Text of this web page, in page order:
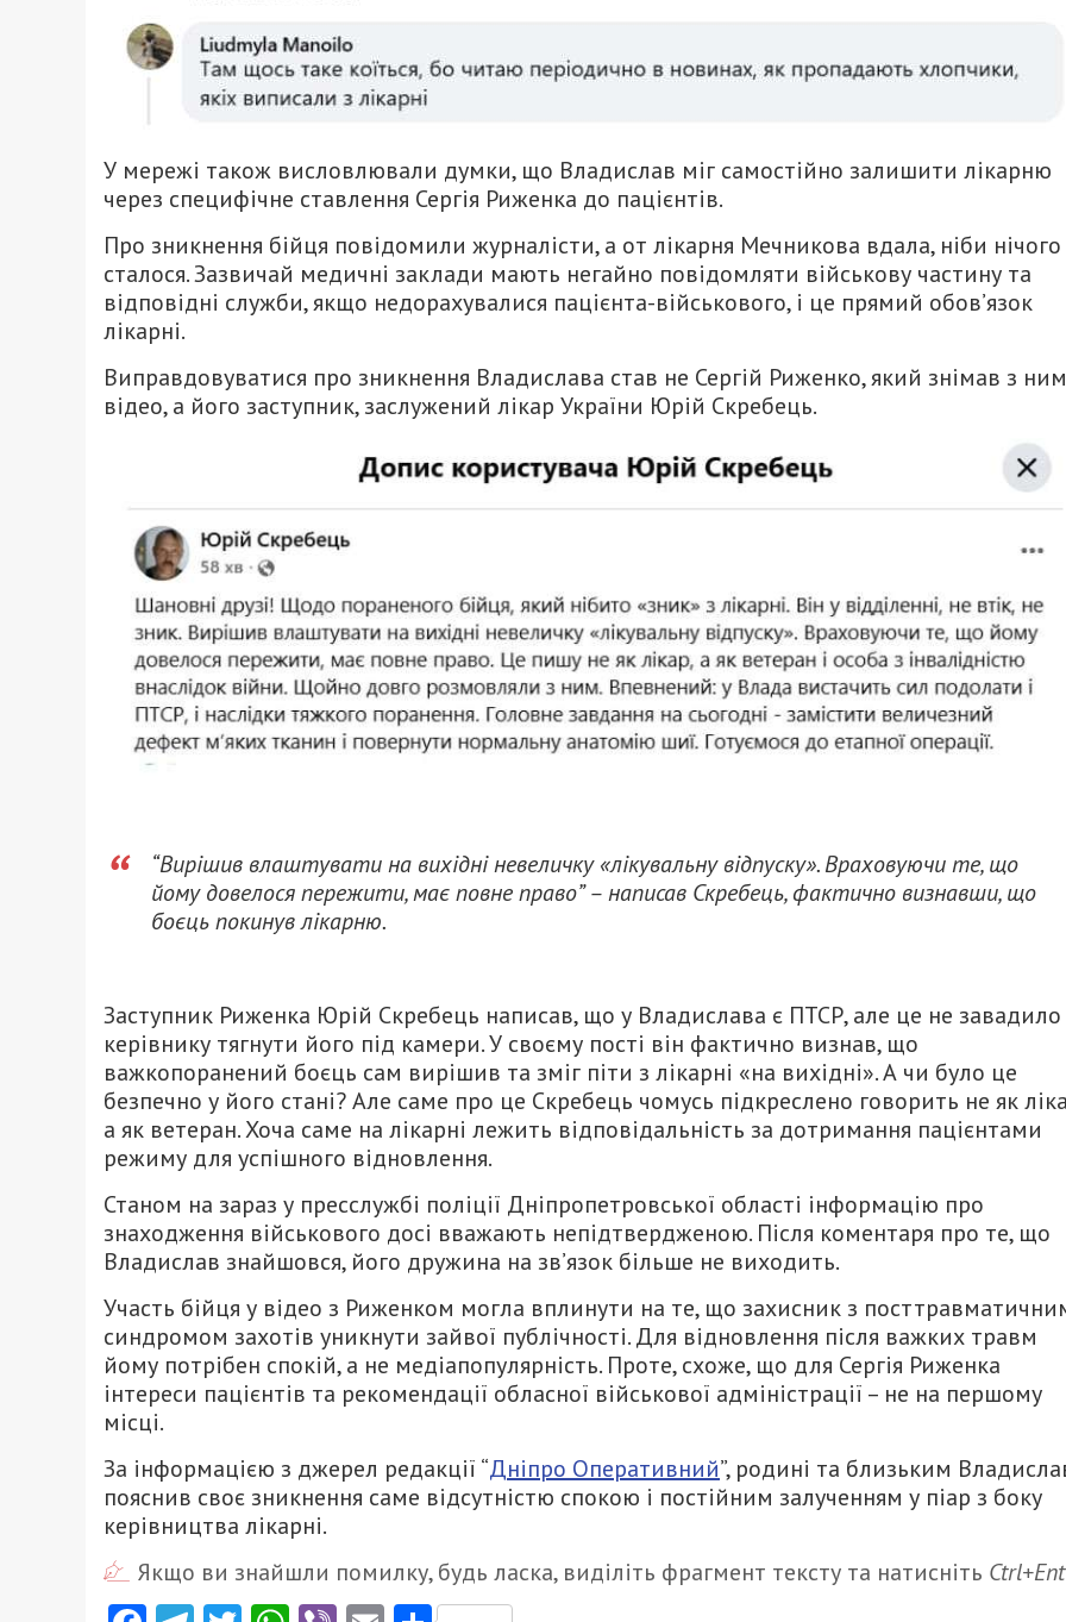
У мережі також висловлювали думки, що Владислав міг самостійно залишити лікарню
через специфічне ставлення Сергія Риженка до пацієнтів.
Про зникнення бійця повідомили журналісти, а от лікарня Мечникова вдала, ніби
сталося. Зазвичай медичні заклади мають негайно повідомляти військову частину та
відповідні служби, якщо недорахувалися пацієнта-військового, і це прямий обов’язок
лікарні.
Виправдовуватися про зникнення Владислава став не Сергій Риженко, який знімав з ним
відео, а його заступник, заслужений лікар України Юрій Скребець.
“Вирішив влаштувати на вихідні невеличку «лікувальну відпуску». Враховуючи те, що
йому довелося пережити, має повне право” – написав Скребець, фактично визнавши, що
боєць покинув лікарню.
Заступник Риженка Юрій Скребець написав, що у Владислава є ПТСР, але це не завадило
керівнику тягнути його під камери. У своєму пості він фактично визнав, що
важкопоранений боєць сам вирішив та зміг піти з лікарні «на вихідні». А чи було це
безпечно у його стані? Але саме про це Скребець чомусь підкреслено говорить не як
а як ветеран. Хоча саме на лікарні лежить відповідальність за дотримання пацієнтами
режиму для успішного відновлення.
Станом на зараз у пресслужбі поліції Дніпропетровської області інформацію про
знаходження військового досі вважають непідтвердженою. Після коментаря про те, що
Владислав знайшовся, його дружина на зв’язок більше не виходить.
Участь бійця у відео з Риженком могла вплинути на те, що захисник з
синдромом захотів уникнути зайвої публічності. Для відновлення після важких травм
йому потрібен спокій, а не медіапопулярність. Проте, схоже, що для Сергія Риженка
інтереси пацієнтів та рекомендації обласної військової адміністрації – не на першому
місці.
За інформацією з джерел редакції “Дніпро Оперативний”, родині та близьким
пояснив своє зникнення саме відсутністю спокою і постійним залученням у піар з боку
керівництва лікарні.
Якщо ви знайшли помилку, будь ласка, виділіть фрагмент тексту та натисніть